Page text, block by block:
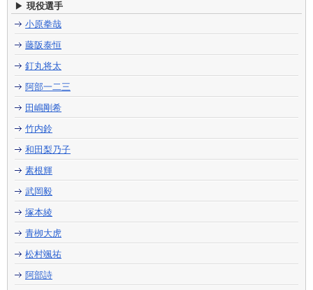
現役選手
小原拳哉
藤阪泰恒
釘丸将太
阿部一二三
田嶋剛希
竹内鈴
和田梨乃子
素根輝
武岡毅
塚本綾
青栁大虎
松村颯祐
阿部詩